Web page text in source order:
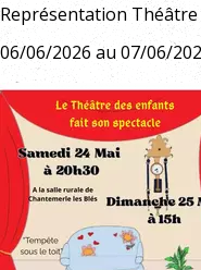
Représentation
06/06/2026 au 07/06/